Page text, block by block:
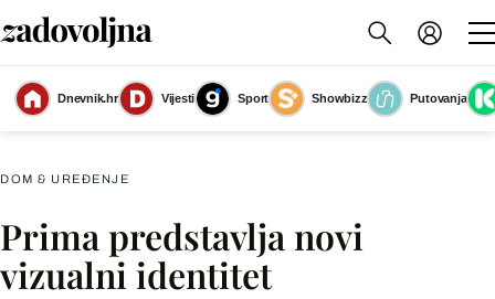
Dnevnik.hr Vijesti Sport Showbizz
Putovanja
(Foto: PR)
DOM & UREĐENJE
Prima predstavlja novi
vizualni identitet
Facebook